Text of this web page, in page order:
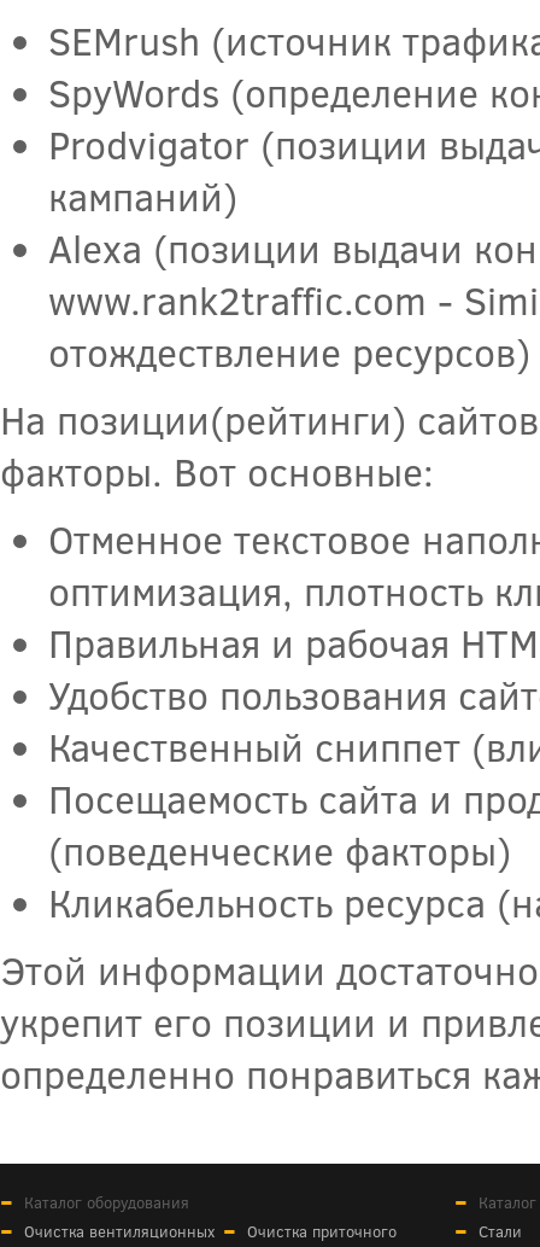
SEMrush (источник
SpyWords (определение
Prodvigator (позиции
кампаний)
Alexa (позиции выдачи
www.rank2traffic.com -
отождествление ресурсов)
На позиции(рейтинги)
факторы. Вот основные:
Отменное текстовое
оптимизация, плотность
Правильная и рабочая
Удобство пользования
Качественный сниппет
Посещаемость сайта и
(поведенческие факторы)
Кликабельность ресурса
Этой информации
укрепит его позиции и
определенно понравиться
Каталог оборудования
Очистка вентиляционных
Очистка приточного
Стали